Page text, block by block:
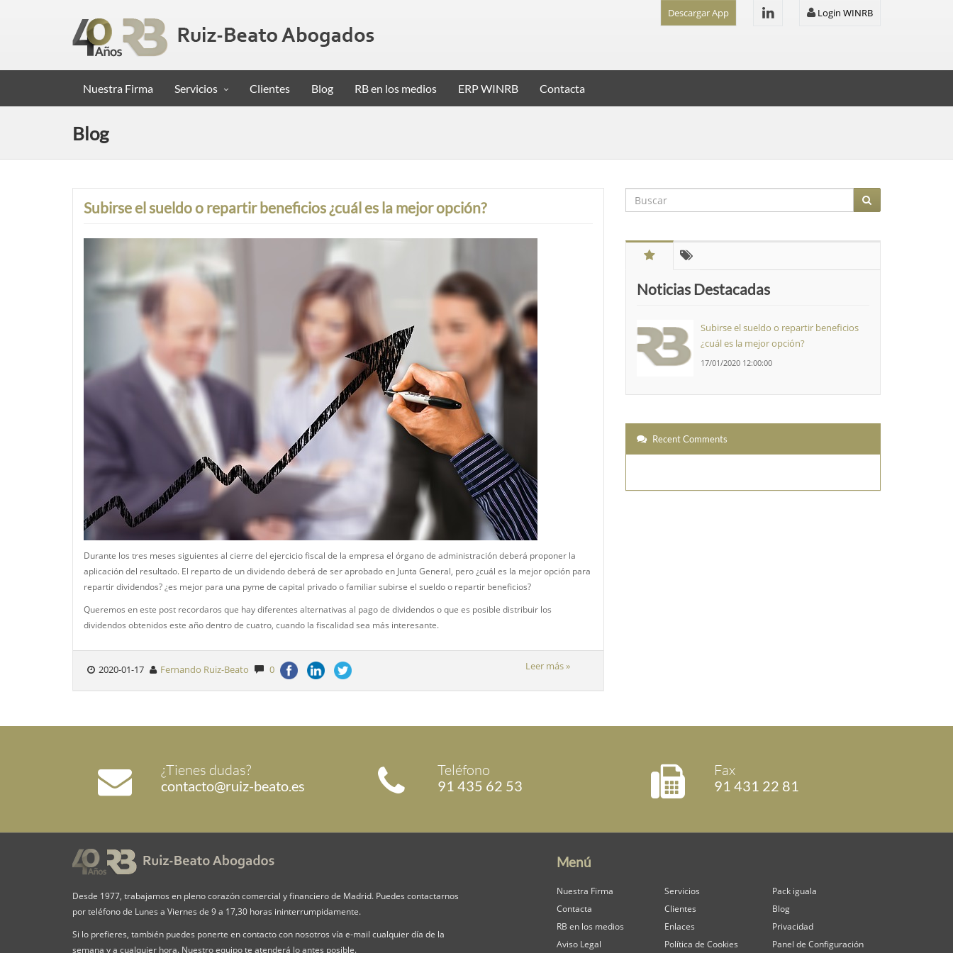
Descargar App Login WINRB
Nuestra Firma Servicios Clientes Blog RB en los medios ERP WINRB Contacta
Blog
Subirse el sueldo o repartir beneficios ¿cuál es la mejor opción?
Durante los tres meses siguientes al cierre del ejercicio fiscal de la empresa el órgano de administración deberá proponer la
aplicación del resultado. El reparto de un dividendo deberá de ser aprobado en Junta General, pero ¿cuál es la mejor opción para
repartir dividendos? ¿es mejor para una pyme de capital privado o familiar subirse el sueldo o repartir beneficios?
Queremos en este post recordaros que hay diferentes alternativas al pago de dividendos o que es posible distribuir los
dividendos obtenidos este año dentro de cuatro, cuando la fiscalidad sea más interesante.
2020-01-17 Fernando Ruiz-Beato 0 Leer más »
Noticias Destacadas
Subirse el sueldo o repartir beneficios
¿cuál es la mejor opción?
17/01/2020 12:00:00
Recent Comments
¿Tienes dudas?
contacto@ruiz-beato.es
Teléfono
91 435 62 53
Fax
91 431 22 81
Desde 1977, trabajamos en pleno corazón comercial y financiero de Madrid. Puedes contactarnos
por teléfono de Lunes a Viernes de 9 a 17,30 horas ininterrumpidamente.
Si lo prefieres, también puedes ponerte en contacto con nosotros vía e-mail cualquier día de la
semana y a cualquier hora. Nuestro equipo te atenderá lo antes posible.
Menú
Nuestra Firma Servicios
Pack iguala
Contacta
Clientes
Blog
RB en los medios
Enlaces
Privacidad
Aviso Legal
Política de Cookies Panel de Configuración